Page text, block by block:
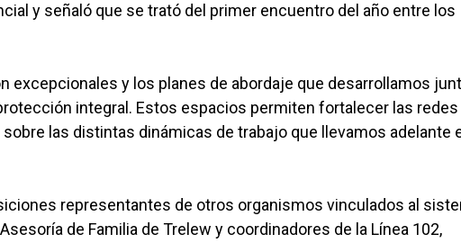
y señaló que se trató del primer encuentro del año entre los
excepcionales y los planes de abordaje que desarrollamos
integral. Estos espacios permiten fortalecer las redes
las distintas dinámicas de trabajo que llevamos adelante
representantes de otros organismos vinculados al
de Familia de Trelew y coordinadores de la Línea 102,